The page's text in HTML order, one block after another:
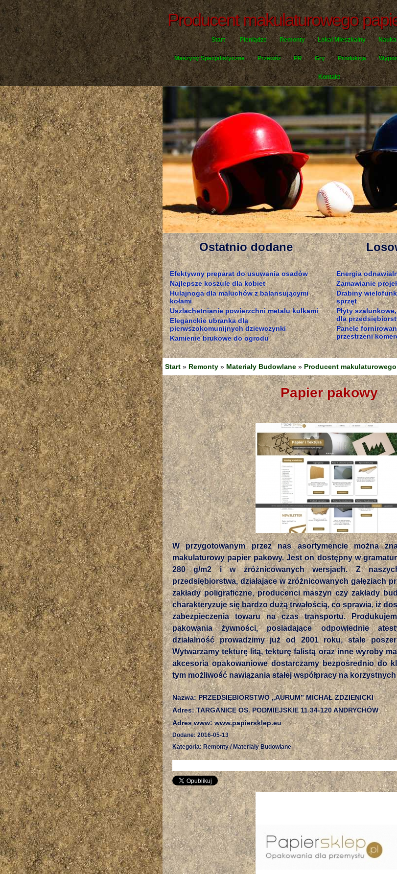
Producent makulaturowego
Start Pieniądze Remonty Lokal Mieszkalny Nauka
Maszyny Specjalistyczne Przewóz PR Gry Produkcja
Kontakt
Ostatnio dodane
Efektywny preparat do usuwania osadów
Najlepsze koszule dla kobiet
Hulajnoga dla maluchów z balansującymi
kołami
Uszlachetnianie powierzchni metalu kulkami
Eleganckie ubranka dla
pierwszokomunijnych dziewczynki
Kamienie brukowe do ogrodu
Energia
Zamawianie
Drabiny
sprzęt
Płyty
dla
Panele
przestrzeni
Start » Remonty » Materiały Budowlane » Producent
papier pakowy
W przygotowanym przez nas asortymencie można
makulaturowy papier pakowy. Jest on dostępny w
280 g/m2 i w zróżnicowanych wersjach. Z
przedsiębiorstwa, działające w zróżnicowanych gałęziach
zakłady poligraficzne, producenci maszyn czy zakłady
charakteryzuje się bardzo dużą trwałością, co sprawia, iż
zabezpieczenia towaru na czas transportu.
pakowania żywności, posiadające odpowiednie
działalność prowadzimy już od 2001 roku, stale
Wytwarzamy tekturę litą, tekturę falistą oraz inne wyroby
akcesoria opakowaniowe dostarczamy bezpośrednio do
tym możliwość nawiązania stałej współpracy na
Nazwa: PRZEDSIĘBIORSTWO „AURUM” MICHAŁ ZDZIENICKI
Adres: TARGANICE OS. PODMIEJSKIE 11 34-120 ANDRYCHÓW
Adres www: www.papiersklep.eu
Dodane: 2016-05-13
Kategoria: Remonty / Materiały Budowlane